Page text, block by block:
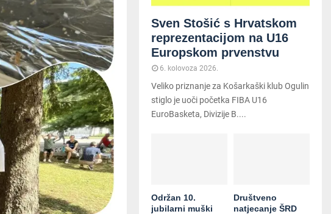
Sven Stošić s Hrvatskom
reprezentacijom na U16
Europskom prvenstvu
6. kolovoza 2026.
Veliko priznanje za Košarkaški klub Ogulin
stiglo je uoči početka FIBA U16
EuroBasketa, Divizije B....
Održan 10.
jubilarni muški
Društveno
natjecanje ŠRD